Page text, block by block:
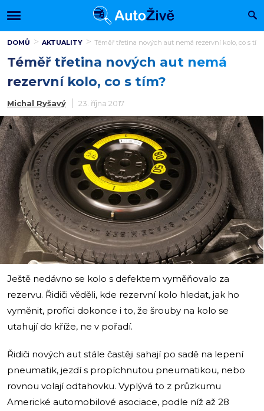
DOMŮ AKTUALITY Téměř třetina nových aut nemá rezervní kolo, co s
Téměř třetina nových aut nemá
rezervní kolo, co s tím?
Michal Ryšavý 23. října 2017
Ještě nedávno se kolo s defektem vyměňovalo za
rezervu. Řidiči věděli, kde rezervní kolo hledat, jak ho
vyměnit, profíci dokonce i to, že šrouby na kolo se
utahují do kříže, ne v pořadí.
Řidiči nových aut stále častěji sahají po sadě na lepení
pneumatik, jezdí s propíchnutou pneumatikou, nebo
rovnou volají odtahovku. Vyplývá to z průzkumu
Americké automobilové asociace, podle níž až 28